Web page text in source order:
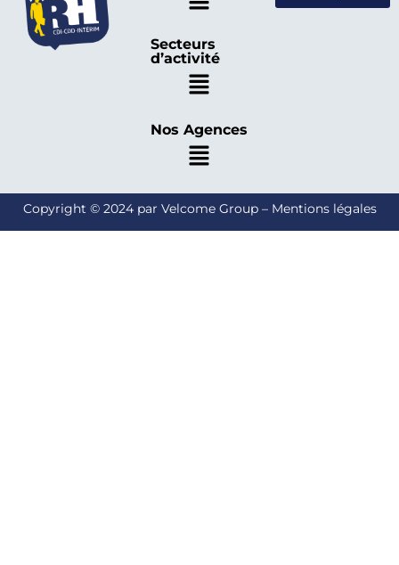
Secteurs
d’activité
Nos Agences
Copyright © 2024 par Velcome Group – Mentions légales